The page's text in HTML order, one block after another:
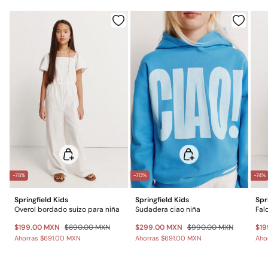
*Días laborables (L-V).
Envío a almacén Gastos a cargo del cliente
-78%
Springfield Kids
Overol bordado suizo para niña
$199.00 MXN $890.00 MXN
Ahorras $691.00 MXN
-70%
Springfield Kids
Sudadera ciao niña
$299.00 MXN $990.00 MXN
Ahorras $691.00 MXN
-74%